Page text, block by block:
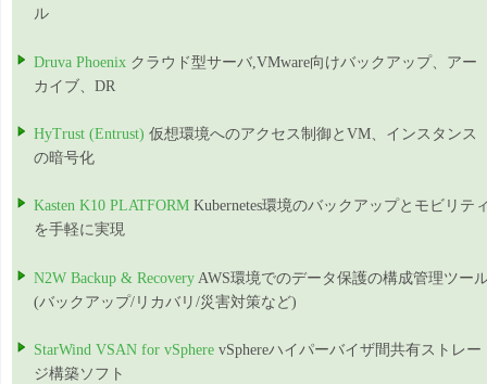
ル
Druva Phoenix クラウド型サーバ,VMware向けバックアップ、アー
カイブ、DR
HyTrust (Entrust) 仮想環境へのアクセス制御とVM、インスタンス
の暗号化
Kasten K10 PLATFORM Kubernetes環境のバックアップとモビリテ
を手軽に実現
N2W Backup & Recovery AWS環境でのデータ保護の構成管理ツー
(バックアップ/リカバリ/災害対策など)
StarWind VSAN for vSphere vSphereハイパーバイザ間共有ストレー
ジ構築ソフト